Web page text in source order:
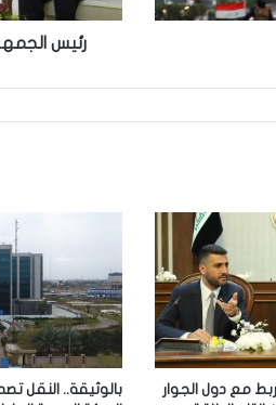
رئيس
مع دول الجوار
بالوثيقة.. النقل